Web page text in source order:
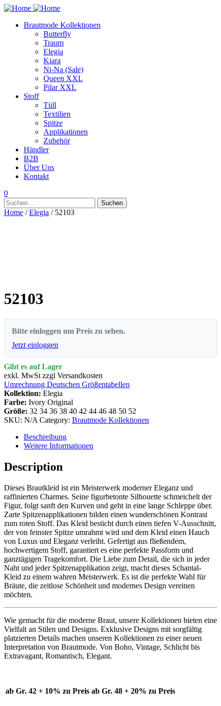
Brautmode Kollektionen
Butterfly
Traum
Elegia
Kiara
Ni-Na (Sale)
Queen XXL
Pilar XXL
Stoff
Tüll
Textilien
Spitze
Applikationen
Zubehör
Händler
B2B
Über Uns
Kontakt
0
Suchen
nach:
Suchen
Home /Elegia / 52103
52103
Bitte einloggen um Preis zu sehen.
Jetzt einloggen
Gibt es auf Lager
exkl. MwSt zzgl Versandkosten
Umrechnung Deutschen Größentabellen
Kollektion: Elegia
Farbe: Ivory Original
Größe: 32 34 36 38 40 42 44 46 48 50 52
SKU: N/A Category: Brautmode Kollektionen
Beschreibung
Weitere Informationen
Description
Dieses Brautkleid ist ein Meisterwerk moderner Eleganz und
raffinierten Charmes. Seine figurbetonte Silhouette schmeichelt der
Figur, folgt sanft den Kurven und geht in eine lange Schleppe über.
Zarte Spitzenapplikationen bilden einen wunderschönen Kontrast
zum roten Stoff. Das Kleid besticht durch einen tiefen V-Ausschnitt,
der von feinster Spitze umrahmt wird und dem Kleid einen Hauch
von Luxus und Eleganz verleiht. Gefertigt aus fließendem,
hochwertigem Stoff, garantiert es eine perfekte Passform und
ganztägigen Tragekomfort. Die Liebe zum Detail, die sich in jeder
Naht und jeder Spitzenapplikation zeigt, macht dieses Schantal-
Kleid zu einem wahren Meisterwerk. Es ist die perfekte Wahl für
Bräute, die zeitlose Schönheit und modernes Design vereinen
möchten.
Wie gemacht für die moderne Braut, unsere Kollektionen bieten eine
Vielfalt an Stilen und Designs. Exklusive Designs mit sorgfältig
platzierten Details machen unseren Kollektionen zu einer neuen
Interpretation von Brautmode. Von Boho, Vintage, Schlicht bis
Extravagant, Romantisch, Elegant.
ab Gr. 42 + 10% zu Preis ab Gr. 48 + 20% zu Preis